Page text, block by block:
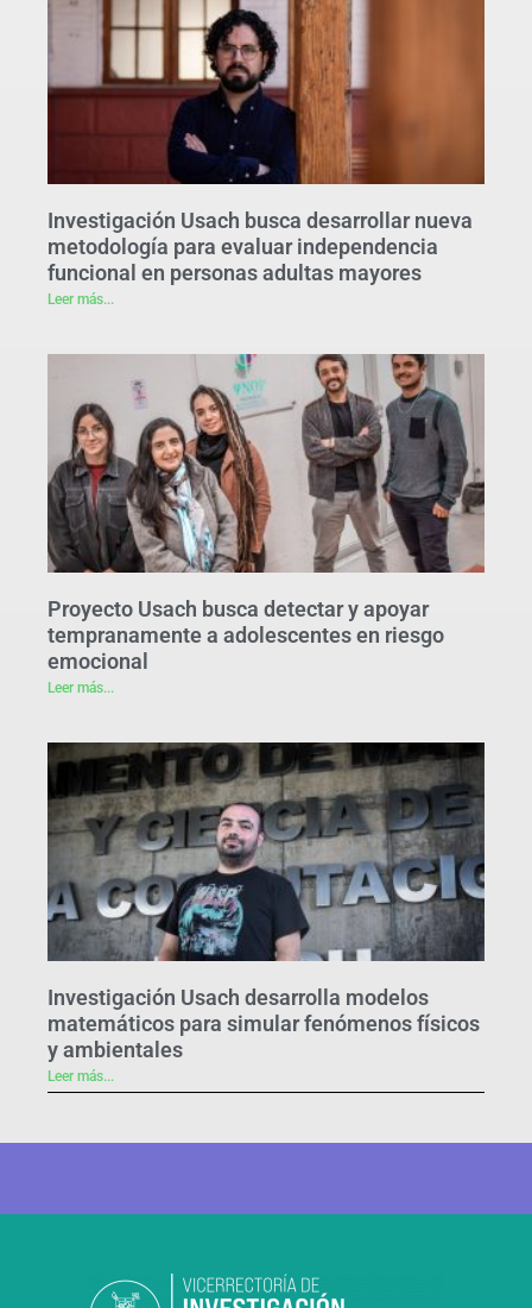
Investigación Usach busca desarrollar nueva
metodología para evaluar independencia
funcional en personas adultas mayores
Leer más...
Proyecto Usach busca detectar y apoyar
tempranamente a adolescentes en riesgo
emocional
Leer más...
Investigación Usach desarrolla modelos
matemáticos para simular fenómenos físicos
y ambientales
Leer más...